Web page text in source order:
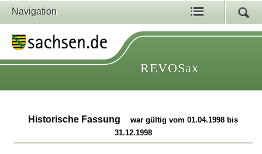
Navigation
REVOSax
Historische Fassung
war gültig vom 01.04.1998 bis
31.12.1998